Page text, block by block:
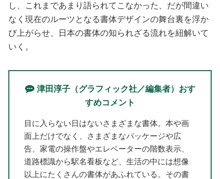
し、これまであまり語られてこなかった、だが間違い
なく現在のルーツとなる書体デザインの舞台裏を浮か
び上がらせ、日本の書体の知られざる流れを紐解いて
いく。
津田淳子（グラフィック社／編集者）おす
すめコメント
目に入らない日はないさまざまな書体。本や画
面上だけでなく、さまざまなパッケージや広
告、家電の操作盤やエレベーターの階数表示、
道路標識から駅名看板など、生活の中には想像
以上にたくさんの書体があふれている。その書